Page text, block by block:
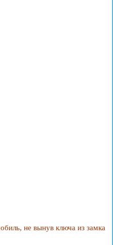
не вынув ключа из замка